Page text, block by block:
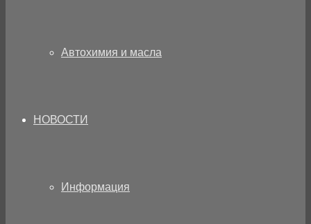
Автохимия и масла
НОВОСТИ
Информация